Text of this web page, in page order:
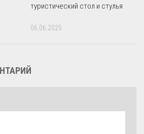
туристический стол и стулья
06.06.2025